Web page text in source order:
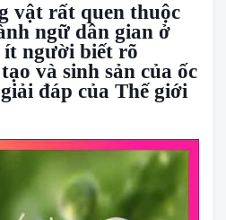
vật rất quen thuộc
ngữ dân gian ở
người biết rõ
và sinh sản của ốc
đáp của Thế giới